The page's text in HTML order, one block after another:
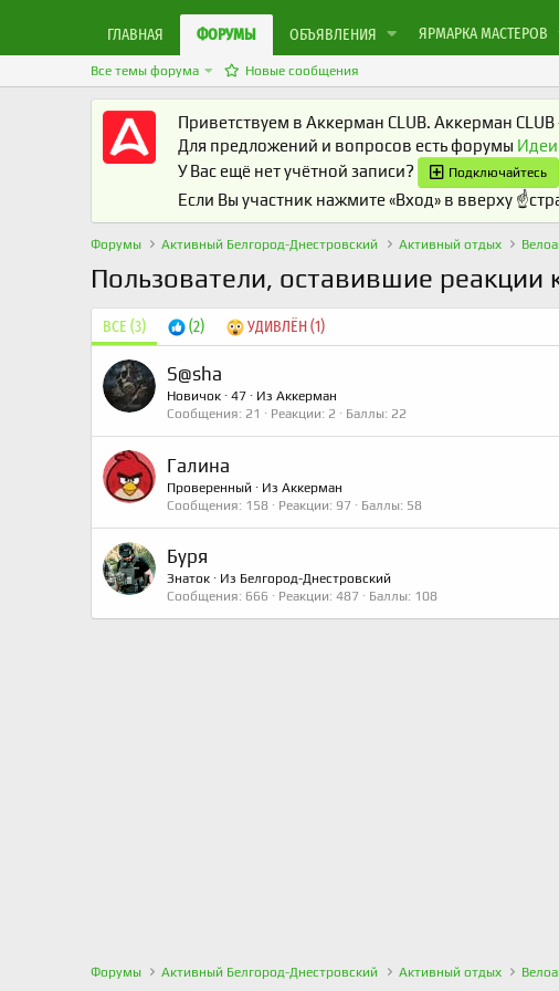
ГЛАВНАЯ ФОРУМЫ ОБЪЯВЛЕНИЯ ЯРМАРКА МАСТЕРОВ
Все темы форума Новые сообщения
Приветствуем в Аккерман CLUB. Аккерман
Для предложений и вопросов есть форумы
У Вас ещё нет учётной записи?
Подключайтесь
Если Вы участник нажмите «Вход» в вверху
Форумы Активный Белгород-Днестровский Активный отдых
Пользователи, оставившие
ВСЕ (3) (2) УДИВЛЁН(1)
S@sha
Новичок · 47 · Из Аккерман
Сообщения 21 Реакции 2 Баллы 22
Галина
Проверенный · Из Аккерман
Сообщения 158 Реакции 97 Баллы 58
Буря
Знаток · Из Белгород-Днестровский
Сообщения 666 Реакции 487 Баллы 108
Форумы Активный Белгород-Днестровский Активный отдых